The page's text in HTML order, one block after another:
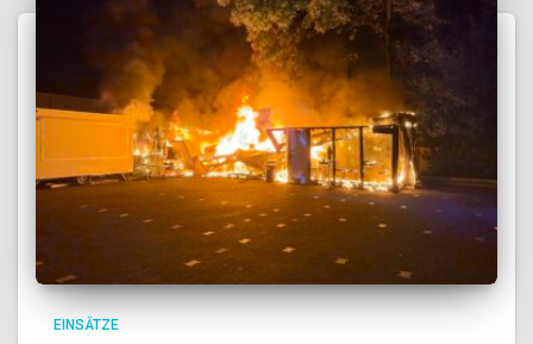
EINSÄTZE